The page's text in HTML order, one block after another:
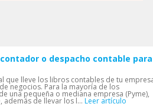
o despacho contable para
que lleve los libros contables de tu
negocios. Para la mayoría de los
una pequeña o mediana empresa (Pyme),
además de llevar los l... Leer artículo